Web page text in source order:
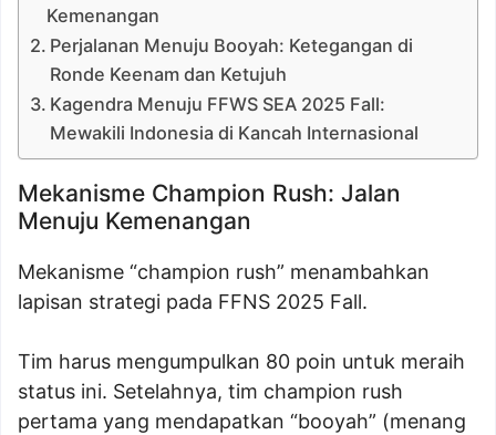
Kemenangan
Perjalanan Menuju Booyah: Ketegangan di
Ronde Keenam dan Ketujuh
Kagendra Menuju FFWS SEA 2025 Fall:
Mewakili Indonesia di Kancah Internasional
Mekanisme Champion Rush: Jalan
Menuju Kemenangan
Mekanisme “champion rush” menambahkan
lapisan strategi pada FFNS 2025 Fall.
Tim harus mengumpulkan 80 poin untuk meraih
status ini. Setelahnya, tim champion rush
pertama yang mendapatkan “booyah” (menang